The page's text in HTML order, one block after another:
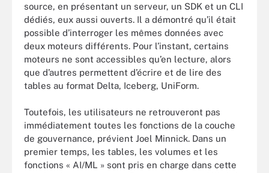
source, en présentant un serveur, un SDK et un CLI
dédiés, eux aussi ouverts. Il a démontré qu’il était
possible d’interroger les mêmes données avec
deux moteurs différents. Pour l’instant, certains
moteurs ne sont accessibles qu’en lecture, alors
que d’autres permettent d’écrire et de lire des
tables au format Delta, Iceberg, UniForm.
Toutefois, les utilisateurs ne retrouveront pas
immédiatement toutes les fonctions de la couche
de gouvernance, prévient Joel Minnick. Dans un
premier temps, les tables, les volumes et les
fonctions « AI/ML » sont pris en charge dans cette